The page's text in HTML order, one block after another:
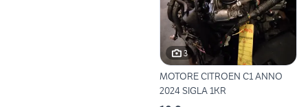
3
MOTORE CITROEN C1 ANNO
2024 SIGLA 1KR